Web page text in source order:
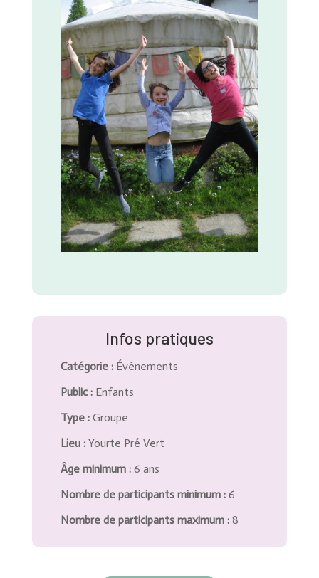
Infos pratiques
Catégorie: Évènements
Public: Enfants
Type: Groupe
Lieu: Yourte Pré Vert
Âge minimum: 6 ans
Nombre de participants minimum: 6
Nombre de participants maximum: 8